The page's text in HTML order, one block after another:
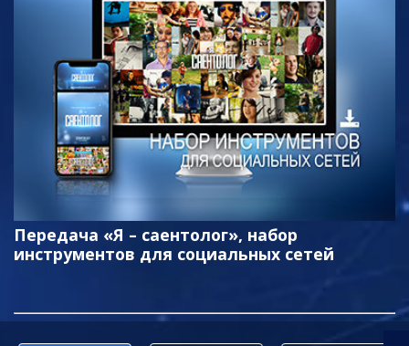
Передача «Я – саентолог», набор
инструментов для социальных сетей